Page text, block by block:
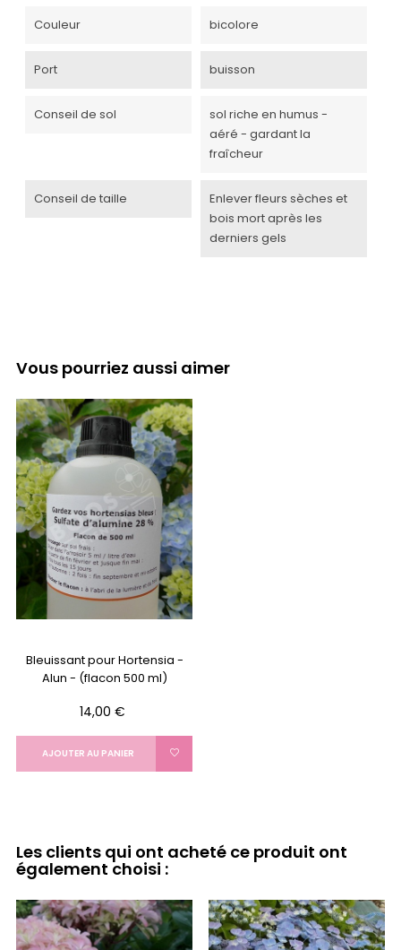
Couleur bicolore
Port buisson
Conseil de sol
sol riche en humus -
aéré - gardant la
fraîcheur
Conseil de taille
Enlever fleurs sèches et
bois mort après les
derniers gels
Vous pourriez aussi aimer
Bleuissant pour Hortensia -
Alun - (flacon 500 ml)
Prix
14,00 €
AJOUTER AU PANIER
Les clients qui ont acheté ce produit ont
également choisi :